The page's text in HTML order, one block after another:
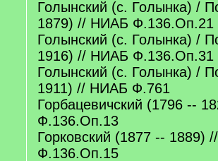
Голынский (с. Голынка) /
1879) // НИАБ Ф.136.Оп.21
Голынский (с. Голынка) /
1916) // НИАБ Ф.136.Оп.31
Голынский (с. Голынка) /
1911) // НИАБ Ф.761
Горбацевичский (1796 --
Ф.136.Оп.13
Горковский (1877 -- 1889)
Ф.136.Оп.15